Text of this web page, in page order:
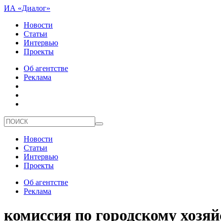
ИА «Диалог»
Новости
Статьи
Интервью
Проекты
Об агентстве
Реклама
Новости
Статьи
Интервью
Проекты
Об агентстве
Реклама
комиссия по городскому